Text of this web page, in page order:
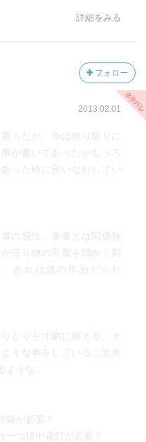
詳細をみる
フォロー
2013.02.01
ったが、今は散り散りに
が書いてあったかもうろ
った時に買いなおしてい
感性。筆者とは関係無
売り物の豆腐を細かく刻
あれは誰の作品だった
りを寸劇に例える。そ
うな事をしているご近所
ような。
が必要？
つ懐中電灯が必要？